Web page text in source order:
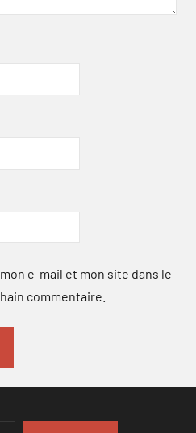
e-mail et mon site dans le
commentaire.